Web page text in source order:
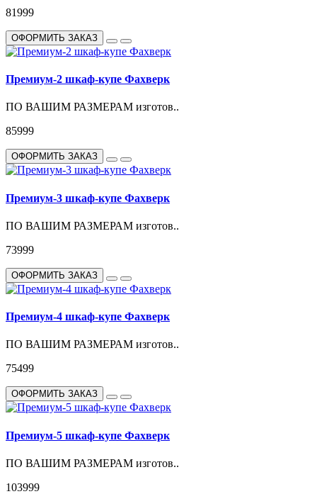
81999
ОФОРМИТЬ ЗАКАЗ
Премиум-2 шкаф-купе Фахверк
ПО ВАШИМ РАЗМЕРАМ изготов..
85999
ОФОРМИТЬ ЗАКАЗ
Премиум-3 шкаф-купе Фахверк
ПО ВАШИМ РАЗМЕРАМ изготов..
73999
ОФОРМИТЬ ЗАКАЗ
Премиум-4 шкаф-купе Фахверк
ПО ВАШИМ РАЗМЕРАМ изготов..
75499
ОФОРМИТЬ ЗАКАЗ
Премиум-5 шкаф-купе Фахверк
ПО ВАШИМ РАЗМЕРАМ изготов..
103999